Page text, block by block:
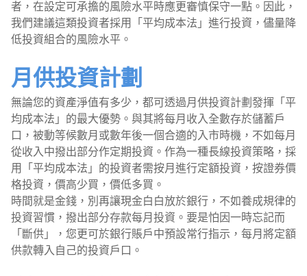
者，在設定可承擔的風險水平時應更審慎保守一點。因此，
我們建議這類投資者採用「平均成本法」進行投資，儘量降
低投資組合的風險水平。
月供投資計劃
無論您的資產淨值有多少，都可透過月供投資計劃發揮「平
均成本法」的最大優勢。與其將每月收入全數存於儲蓄戶
口，被動等候數月或數年後一個合適的入市時機，不如每月
從收入中撥出部分作定期投資。作為一種長線投資策略，採
用「平均成本法」的投資者需按月進行定額投資，按證券價
格投資，價高少買，價低多買。
時間就是金錢，別再讓現金白白放於銀行，不如養成規律的
投資習慣，撥出部分存款每月投資。要是怕因一時忘記而
「斷供」，您更可於銀行賬戶中預設常行指示，每月將定額
供款轉入自己的投資戶口。